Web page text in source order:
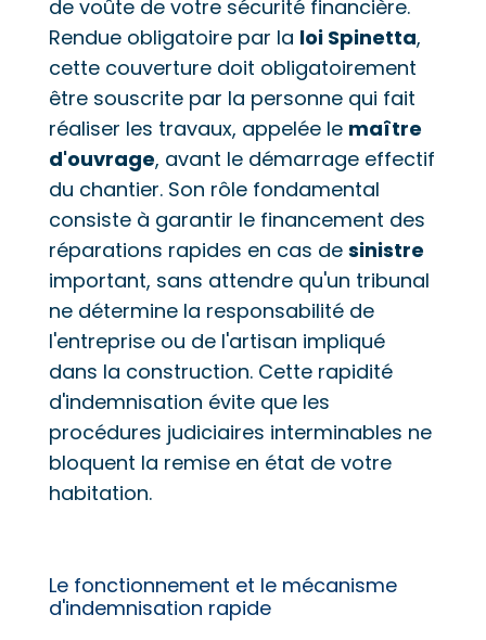
de voûte de votre sécurité financière.
Rendue obligatoire par la loi Spinetta,
cette couverture doit obligatoirement
être souscrite par la personne qui fait
réaliser les travaux, appelée le maître
d'ouvrage, avant le démarrage effectif
du chantier. Son rôle fondamental
consiste à garantir le financement des
réparations rapides en cas de sinistre
important, sans attendre qu'un tribunal
ne détermine la responsabilité de
l'entreprise ou de l'artisan impliqué
dans la construction. Cette rapidité
d'indemnisation évite que les
procédures judiciaires interminables ne
bloquent la remise en état de votre
habitation.
Le fonctionnement et le mécanisme
d'indemnisation rapide